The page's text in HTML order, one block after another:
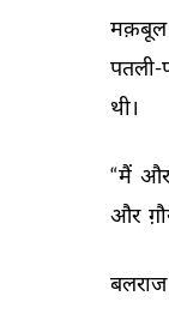
मक़बूल
पतली-
थी।
“मैं
और
बलराज